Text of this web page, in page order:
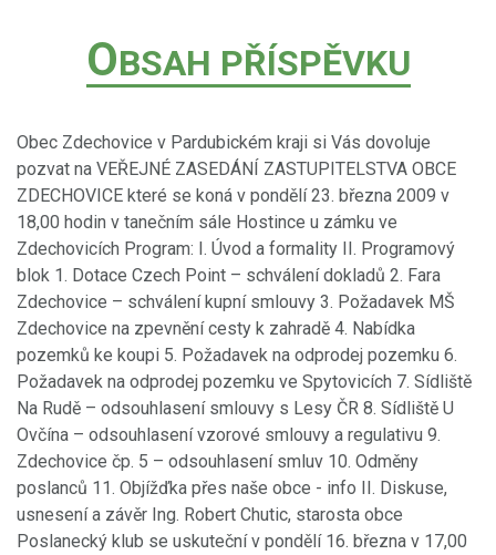
OBSAH PŘÍSPĚVKU
Obec Zdechovice v Pardubickém kraji si Vás dovoluje
pozvat na VEŘEJNÉ ZASEDÁNÍ ZASTUPITELSTVA OBCE
ZDECHOVICE které se koná v pondělí 23. března 2009 v
18,00 hodin v tanečním sále Hostince u zámku ve
Zdechovicích Program: I. Úvod a formality II. Programový
blok 1. Dotace Czech Point – schválení dokladů 2. Fara
Zdechovice – schválení kupní smlouvy 3. Požadavek MŠ
Zdechovice na zpevnění cesty k zahradě 4. Nabídka
pozemků ke koupi 5. Požadavek na odprodej pozemku 6.
Požadavek na odprodej pozemku ve Spytovicích 7. Sídliště
Na Rudě – odsouhlasení smlouvy s Lesy ČR 8. Sídliště U
Ovčína – odsouhlasení vzorové smlouvy a regulativu 9.
Zdechovice čp. 5 – odsouhlasení smluv 10. Odměny
poslanců 11. Objížďka přes naše obce - info II. Diskuse,
usnesení a závěr Ing. Robert Chutic, starosta obce
Poslanecký klub se uskuteční v pondělí 16. března v 17,00